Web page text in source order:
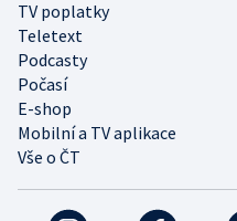
TV poplatky
Teletext
Podcasty
Počasí
E-shop
Mobilní a TV aplikace
Vše o ČT